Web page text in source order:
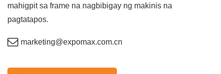
mahigpit sa frame na nagbibigay ng makinis na
pagtatapos.
marketing@expomax.com.cn